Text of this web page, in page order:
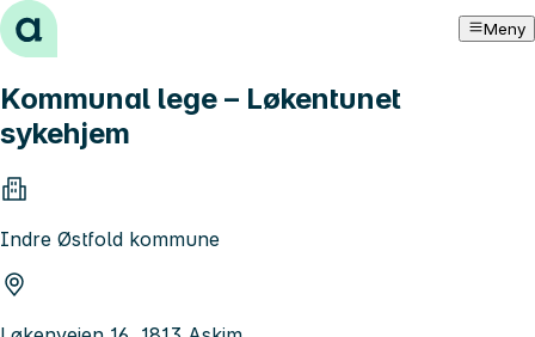
Hopp til innhold Meny
Kommunal lege – Løkentunet
sykehjem
Indre Østfold kommune